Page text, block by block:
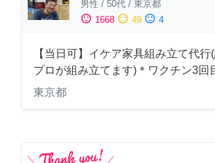
男性 / 50代 / 東京都
sentiment_satisfied 1668 sentiment_neutral 49 sentiment_dissatisfied 4
【当日可】イケア家具組み立て代
プロが組み立てます)＊ワクチン3回
東京都